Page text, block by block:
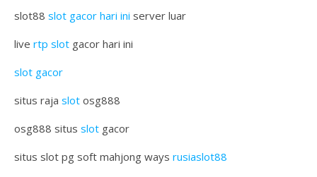
slot88 slot gacor hari ini server luar
live rtp slot gacor hari ini
slot gacor
situs raja slot osg888
osg888 situs slot gacor
situs slot pg soft mahjong ways rusiaslot88